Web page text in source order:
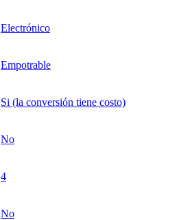
Electrónico
Empotrable
Si (la conversión tiene costo)
No
4
No